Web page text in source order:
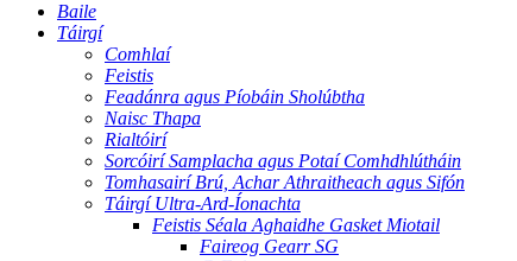
Baile
Táirgí
Comhlaí
Feistis
Feadánra agus Píobáin Sholúbtha
Naisc Thapa
Rialtóirí
Sorcóirí Samplacha agus Potaí Comhdhlútháin
Tomhasairí Brú, Achar Athraitheach agus Sifón
Táirgí Ultra-Ard-Íonachta
Feistis Séala Aghaidhe Gasket Miotail
Faireog Gearr SG